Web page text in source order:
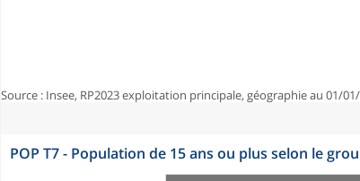
Source : Insee, RP2023 exploitation principale, géographie au 01/
POP T7 - Population de 15 ans ou plus selon le